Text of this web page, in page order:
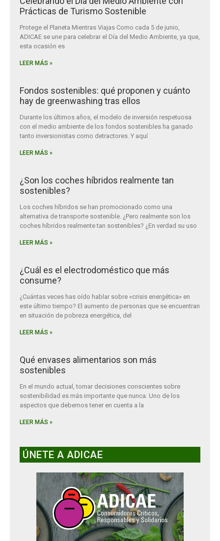
Prácticas de Turismo Sostenible
Protege el Planeta Mientras Viajas Como cada 5 de junio,
ADICAE se une para celebrar el Día del Medio Ambiente, ya que,
esta ocasión es
LEER MÁS »
Fondos sostenibles: qué proponen y cuánto
hay de greenwashing tras ellos
Durante los últimos años, el modelo de inversión respetuosa
con el medio ambiente de los fondos sostenibles ha ganado
tanto inversionistas como detractores. Y aquí
LEER MÁS »
¿Son los coches híbridos realmente tan
sostenibles?
Los coches híbridos se han promocionado como una
alternativa de transporte sostenible. ¿Pero realmente son los
coches híbridos realmente tan sostenibles? ¿En verdad su uso
LEER MÁS »
¿Cuál es el electrodoméstico que más
consume?
¿Cuántas veces has oído hablar sobre «crisis energética» en
este último tiempo? El aumento de personas que se encuentran
en situación de pobreza energética, del
LEER MÁS »
Qué envases alimentarios son más
sostenibles
En el mundo actual, tomar decisiones conscientes sobre
sostenibilidad es más importante que nunca. Uno de los
aspectos que debemos tener en cuenta a la
LEER MÁS »
ÚNETE A ADICAE